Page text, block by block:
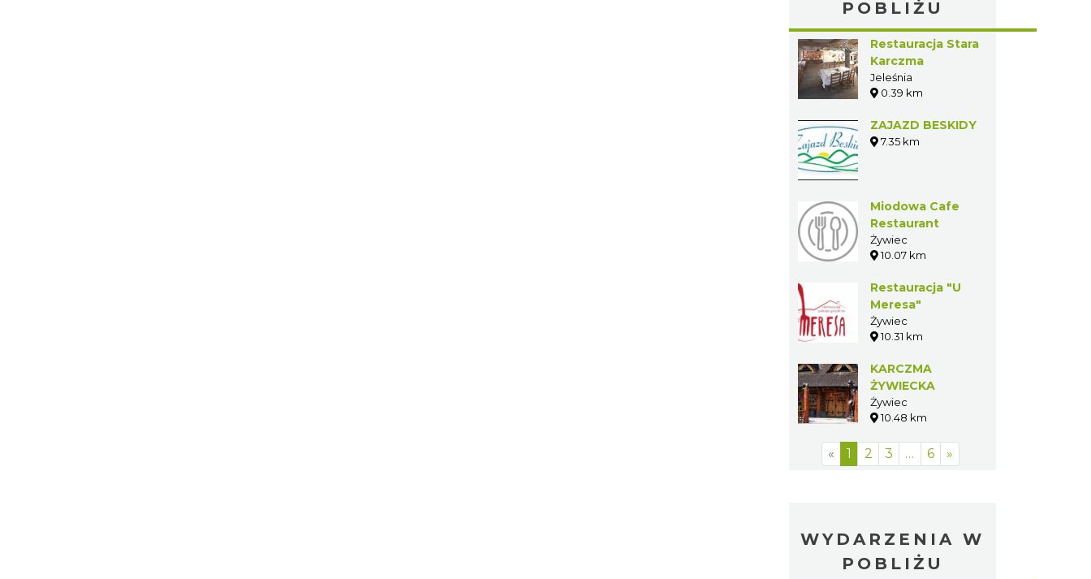
POBLIŻU
Restauracja Stara
Karczma
Jeleśnia
0.39 km
ZAJAZD BESKIDY
7.35 km
Miodowa Cafe
Restaurant
Żywiec
10.07 km
Restauracja "U
Meresa"
Żywiec
10.31 km
KARCZMA
ŻYWIECKA
Żywiec
10.48 km
« 1 2 3 … 6 »
WYDARZENIA W
POBLIŻU